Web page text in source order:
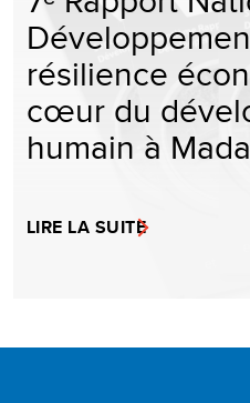
résilience
cœur du
humain à
LIRE LA SUITE